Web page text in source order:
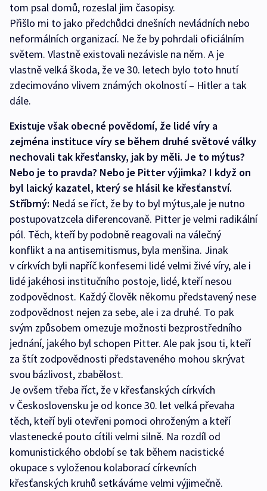
tom psal domů, rozeslal jim časopisy.
Přišlo mi to jako předchůdci dnešních nevládních nebo
neformálních organizací. Ne že by pohrdali oficiálním
světem. Vlastně existovali nezávisle na něm. A je
vlastně velká škoda, že ve 30. letech bylo toto hnutí
zdecimováno vlivem známých okolností – Hitler a tak
dále.
Existuje však obecné povědomí, že lidé víry a
zejména instituce víry se během druhé světové války
nechovali tak křesťansky, jak by měli. Je to mýtus?
Nebo je to pravda? Nebo je Pitter výjimka? I když on
byl laický kazatel, který se hlásil ke křesťanství.
Stříbrný: Nedá se říct, že by to byl mýtus,ale je nutno
postupovatzcela diferencovaně. Pitter je velmi radikální
pól. Těch, kteří by podobně reagovali na válečný
konflikt a na antisemitismus, byla menšina. Jinak
v církvích byli napříč konfesemi lidé velmi živé víry, ale i
lidé jakéhosi institučního postoje, lidé, kteří nesou
zodpovědnost. Každý člověk někomu představený nese
zodpovědnost nejen za sebe, ale i za druhé. To pak
svým způsobem omezuje možnosti bezprostředního
jednání, jakého byl schopen Pitter. Ale pak jsou ti, kteří
za štít zodpovědnosti představeného mohou skrývat
svou bázlivost, zbabělost.
Je ovšem třeba říct, že v křesťanských církvích
v Československu je od konce 30. let velká převaha
těch, kteří byli otevřeni pomoci ohroženým a kteří
vlastenecké pouto cítili velmi silně. Na rozdíl od
komunistického období se tak během nacistické
okupace s vyloženou kolaborací církevních
křesťanských kruhů setkáváme velmi výjimečně.